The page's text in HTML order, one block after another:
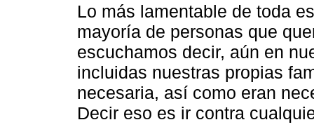
Lo más lamentable de toda
mayoría de personas que
escuchamos decir, aún en
incluidas nuestras propias
necesaria, así como eran
Decir eso es ir contra